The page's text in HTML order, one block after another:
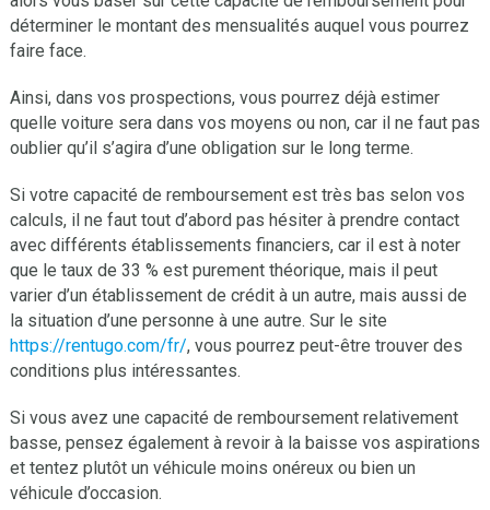
déterminer le montant des mensualités auquel vous pourrez
faire face.
Ainsi, dans vos prospections, vous pourrez déjà estimer
quelle voiture sera dans vos moyens ou non, car il ne faut pas
oublier qu’il s’agira d’une obligation sur le long terme.
Si votre capacité de remboursement est très bas selon vos
calculs, il ne faut tout d’abord pas hésiter à prendre contact
avec différents établissements financiers, car il est à noter
que le taux de 33 % est purement théorique, mais il peut
varier d’un établissement de crédit à un autre, mais aussi de
la situation d’une personne à une autre. Sur le site
https://rentugo.com/fr/, vous pourrez peut-être trouver des
conditions plus intéressantes.
Si vous avez une capacité de remboursement relativement
basse, pensez également à revoir à la baisse vos aspirations
et tentez plutôt un véhicule moins onéreux ou bien un
véhicule d’occasion.